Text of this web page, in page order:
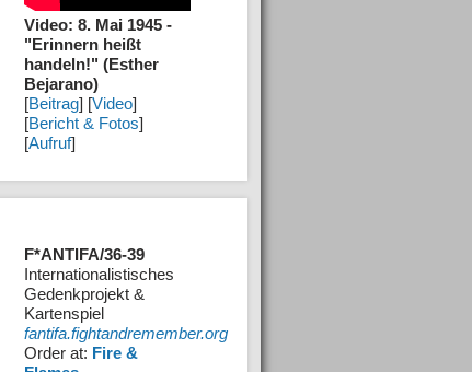
Video: 8. Mai 1945 -
"Erinnern heißt
handeln!" (Esther
Bejarano)
[Beitrag] [Video]
[Bericht & Fotos]
[Aufruf]
F*ANTIFA/36-39
Internationalistisches
Gedenkprojekt &
Kartenspiel
fantifa.fightandremember.org
Order at: Fire &